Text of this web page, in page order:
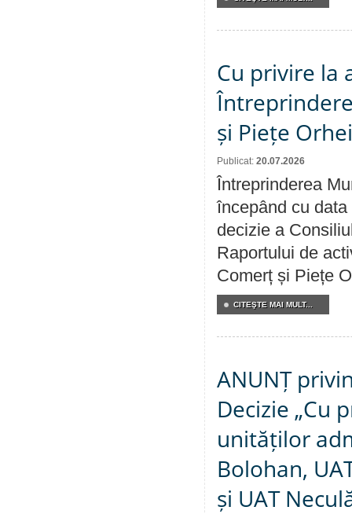
Cu privire la
și Piețe
Publicat: 20.07.2026
Întreprinderea
începând cu
decizie a
Raportului de
Comerț și Piețe
CITEŞTE MAI MULT...
ANUNȚ
Decizie „Cu
unităților
Bolohan,
și UAT